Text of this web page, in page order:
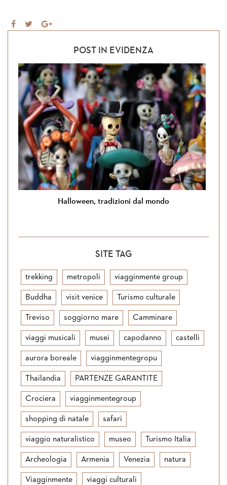
Share TweetShare
Google+POST IN EVIDENZA
Halloween, tradizioni dal mondo
SITE TAG
trekking metropoli viagginmente group
Buddha visit venice Turismo culturale
Treviso soggiorno mare Camminare
viaggi musicali musei capodanno castelli
aurora boreale viagginmentegropu
Thailandia PARTENZE GARANTITE
Crociera viagginmentegroup
shopping di natale safari
viaggio naturalistico museo Turismo Italia
Archeologia Armenia Venezia natura
Viagginmente viaggi culturali